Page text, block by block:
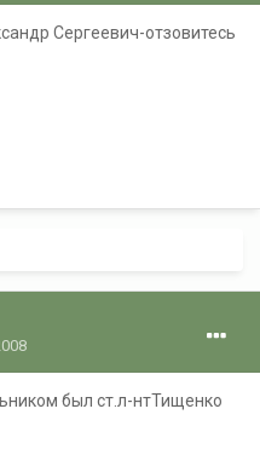
Сергеевич-отзовитесь
был ст.л-нтТищенко